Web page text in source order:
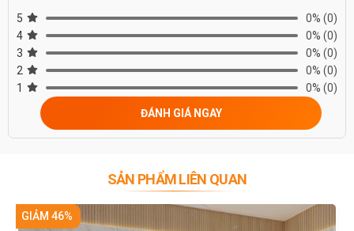
5 0% (0)
4
0% (0)
3
0% (0)
2
0% (0)
1
0% (0)
ĐÁNH GIÁ NGAY
SẢN PHẨM LIÊN QUAN